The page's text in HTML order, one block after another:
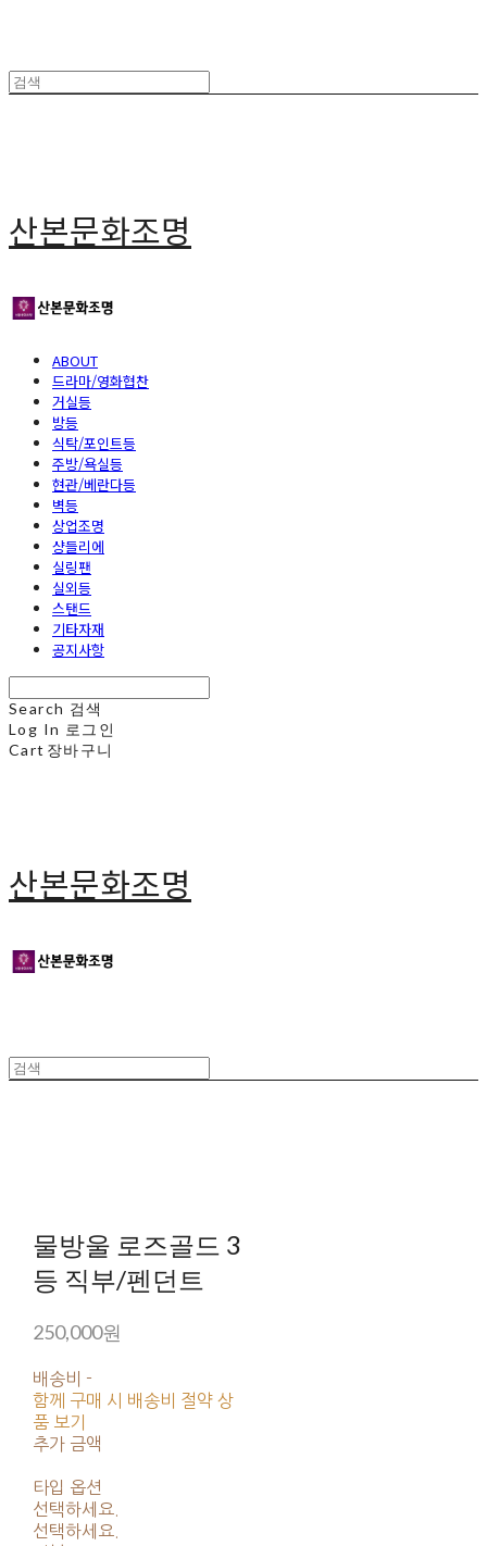
산본문화조명
ABOUT
드라마/영화협찬
거실등
방등
식탁/포인트등
주방/욕실등
현관/베란다등
벽등
상업조명
샹들리에
실링팬
실외등
스탠드
기타자재
공지사항
Search 검색
Log In 로그인
Cart 장바구니
산본문화조명
물방울 로즈골드 3
등 직부/펜던트
250,000원
배송비 -
함께 구매 시 배송비 절약 상
품 보기
추가 금액
타입 옵션
선택하세요.
선택하세요.